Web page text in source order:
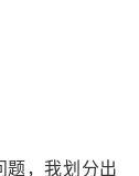
题，我划分出